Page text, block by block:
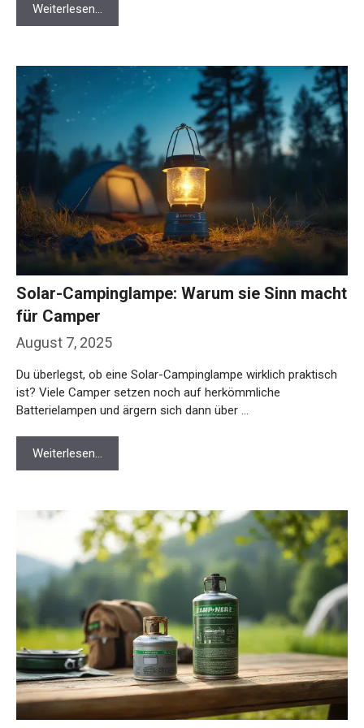
Weiterlesen…
August 7, 2025
Solar-Campinglampe: Warum sie Sinn macht
für Camper
Du überlegst, ob eine Solar-Campinglampe wirklich praktisch
ist? Viele Camper setzen noch auf herkömmliche
Batterielampen und ärgern sich dann über …
Weiterlesen…